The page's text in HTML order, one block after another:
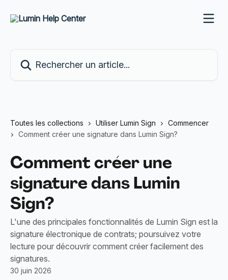
Toutes les collections Utiliser Lumin Sign
Commencer
Comment créer une signature dans Lumin Sign?
Comment créer une
signature dans Lumin
Sign?
L'une des principales fonctionnalités de Lumin Sign est la
signature électronique de contrats; poursuivez votre
lecture pour découvrir comment créer facilement des
signatures.
30 juin 2026